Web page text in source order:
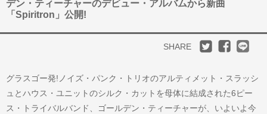
デン・ティーチャーのデビュー・アルバムから新曲
「Spiritron」公開!
SHARE
グラスゴー発!ノイズ・パンク・トリオのアルティメット・スラッシ
ュとハウス・ユニットのシルク・カットを母体に結成された6ピー
ス・トライバルバンド、ゴールデン・ティーチャーが、いよいよ今